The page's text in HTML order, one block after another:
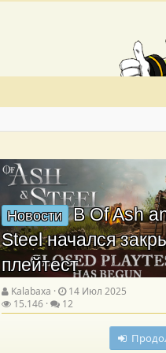
Новости В Of Ash
Steel начался
плейтест
Kalabaxa
14 Июл 2025
15.146
12